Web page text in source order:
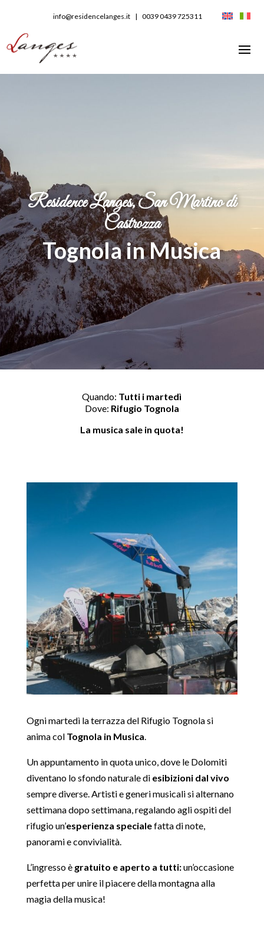
info@residencelanges.it | 0039 0439 725311
Residence Langes, San Martino di
Castrozza
Tognola in Musica
Quando: Tutti i martedì
Dove: Rifugio Tognola
La musica sale in quota!
Ogni martedì la terrazza del Rifugio Tognola si
anima col Tognola in Musica
Un appuntamento in quota unico, dove le Dolomiti
diventano lo sfondo naturale di esibizioni dal vivo
sempre diverse. Artisti e generi musicali si alternano
settimana dopo settimana, regalando agli ospiti del
rifugio un’esperienza specialefatta di note,
panorami e convivialità.
L’ingresso è gratuito e aperto a tutti:un’occasione
perfetta per unire il piacere della montagna alla
magia della musica!